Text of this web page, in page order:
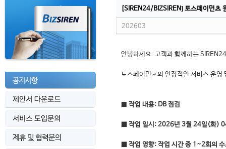
[SIREN24/BIZSIREN] 토스페이먼츠
202603
안녕하세요. 고객과 함께하는
토스페이먼츠의 안정적인 서비스 운영
작업 내용: DB 점검
■ 작업 일시: 2026년 3월 24일(화)
■ 작업 영향: 작업 시간 중 1~2회의